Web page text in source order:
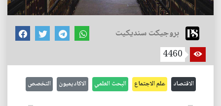
بروجيكت سنديكيت
4460
الاقتصاد علم الاجتماع البحث العلمي الاكاديميون التخصص